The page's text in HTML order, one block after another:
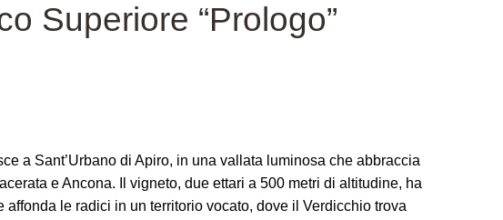
Superiore “Prologo”
a Sant’Urbano di Apiro, in una vallata luminosa che abbraccia
e Ancona. Il vigneto, due ettari a 500 metri di altitudine, ha
affonda le radici in un territorio vocato, dove il Verdicchio trova